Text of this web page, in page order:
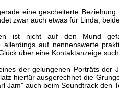
eine gescheiterte
zwar auch etwas für Linda,
ist nicht auf den Mund
allerdings auf nennenswerte
über eine Kontaktanzeige
der gelungenen Porträts der
hierfür ausgerechnet die
Jam" auch beim Soundtrack den